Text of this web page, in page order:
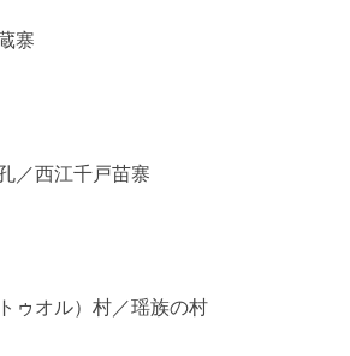
寨
／西江千戸苗寨
ゥオル）村／瑶族の村